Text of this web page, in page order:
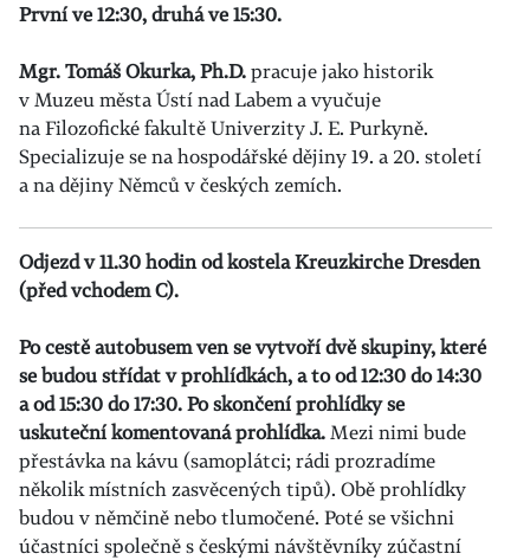
První ve 12:30, druhá ve 15:30.
Mgr. Tomáš Okurka, Ph.D.pracuje jako historik
v Muzeu města Ústí nad Labem a vyučuje
na Filozofické fakultě Univerzity J. E. Purkyně.
Specializuje se na hospodářské dějiny 19. a 20. století
a na dějiny Němců v českých zemích.
Odjezd v 11.30 hodin od kostela Kreuzkirche Dresden
(před vchodem C).
Po cestě autobusem ven se vytvoří dvě skupiny, které
se budou střídat v prohlídkách, a to od 12:30 do 14:30
a od 15:30 do 17:30.Po skončení prohlídky se
uskuteční komentovaná prohlídka.Mezi nimi bude
přestávka na kávu (samoplátci; rádi prozradíme
několik místních zasvěcených tipů). Obě prohlídky
budou v němčině nebo tlumočené. Poté se všichni
účastníci společně s českými návštěvníky zúčastní